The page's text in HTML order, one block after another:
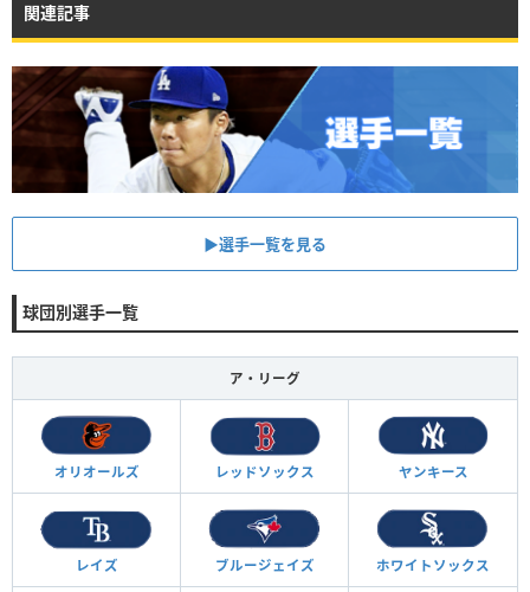
関連記事
▶︎選手一覧を見る
球団別選手一覧
ア・リーグ
オリオールズ レッドソックス ヤンキース
レイズ ブルージェイズ ホワイトソックス